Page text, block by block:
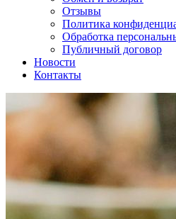
Отзывы
Политика
Обработка
Публичный договор
Новости
Контакты